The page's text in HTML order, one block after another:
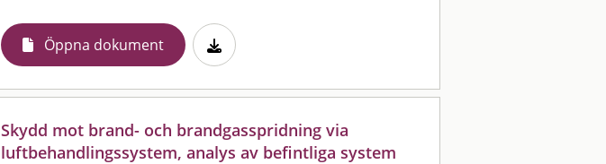
Öppna dokument
Skydd mot brand- och brandgasspridning via
luftbehandlingssystem, analys av befintliga system